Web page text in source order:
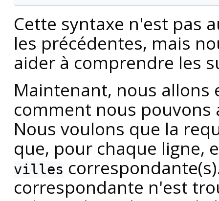
Cette syntaxe n'est pas
les précédentes, mais
aider à comprendre les
Maintenant, nous allons
comment nous pouvons
Nous voulons que la
que, pour chaque ligne,
villes
correspondante n'est